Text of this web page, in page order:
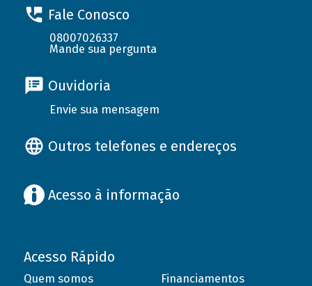
Fale Conosco
08007026337
Mande sua pergunta
Ouvidoria
Envie sua mensagem
Outros telefones e endereços
Acesso à informação
Acesso Rápido
Quem somos
Financiamentos